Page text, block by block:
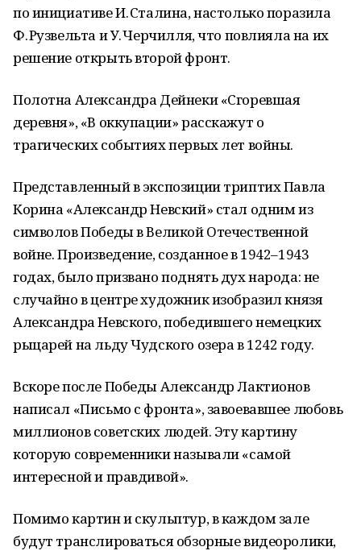
по инициативе И. Сталина, настолько поразила
Ф. Рузвельта и У. Черчилля, что повлияла на их
решение открыть второй фронт.
Полотна Александра Дейнеки «Сгоревшая
деревня», «В оккупации» расскажут о
трагических событиях первых лет войны.
Представленный в экспозиции триптих Павла
Корина «Александр Невский» стал одним из
символов Победы в Великой Отечественной
войне. Произведение, созданное в 1942–1943
годах, было призвано поднять дух народа: не
случайно в центре художник изобразил князя
Александра Невского, победившего немецких
рыцарей на льду Чудского озера в 1242 году.
Вскоре после Победы Александр Лактионов
написал «Письмо с фронта», завоевавшее любовь
миллионов советских людей. Эту картину
которую современники называли «самой
интересной и правдивой».
Помимо картин и скульптур, в каждом зале
будут транслироваться обзорные видеоролики,